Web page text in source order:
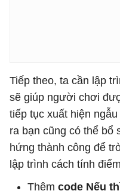
Tiếp theo, ta cần lập
sẽ giúp người chơi
tiếp tục xuất hiện
ra bạn cũng có thể bổ
hứng thành công để
lập trình cách tính
Thêm code Nếu